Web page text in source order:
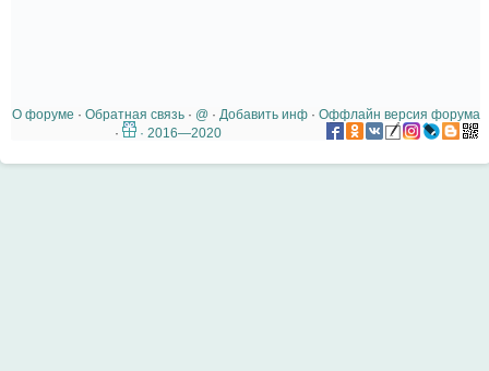
О форуме · Обратная связь· @ · Добавить инф· Оффлайн версия форума
·
· 2016—2020